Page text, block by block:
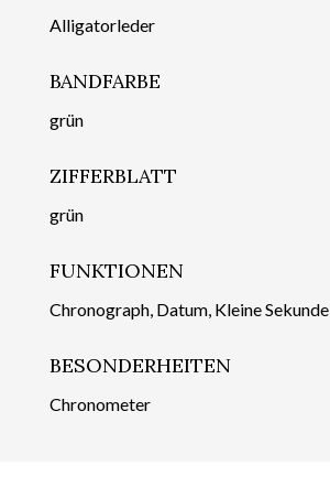
Alligatorleder
BANDFARBE
grün
ZIFFERBLATT
grün
FUNKTIONEN
Chronograph, Datum, Kleine Sekunde
BESONDERHEITEN
Chronometer